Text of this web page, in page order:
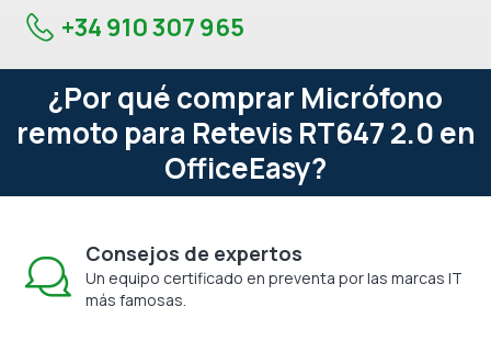
+34 910 307 965
¿Por qué comprar Micrófono
remoto para Retevis RT647 2.0 en
OfficeEasy?
Consejos de expertos
Un equipo certificado en preventa por las marcas IT
más famosas.